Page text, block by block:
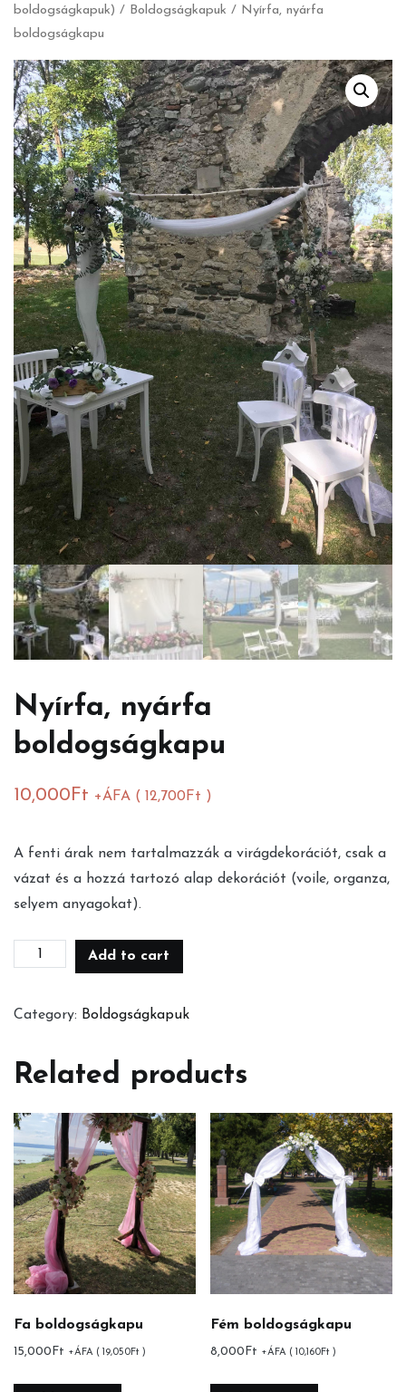
boldogságkapuk) / Boldogságkapuk / Nyírfa, nyárfa
boldogságkapu
Nyírfa, nyárfa
boldogságkapu
10,000 Ft +ÁFA ( 12,700 Ft )
A fenti árak nem tartalmazzák a virágdekorációt, csak a
vázat és a hozzá tartozó alap dekorációt (voile, organza,
selyem anyagokat).
Nyírfa,
Add to cart
Category: Boldogságkapuk
Related products
Fa boldogságkapu
15,000 Ft +ÁFA ( 19,050Ft )
Fém boldogságkapu
8,000 Ft +ÁFA ( 10,160Ft )